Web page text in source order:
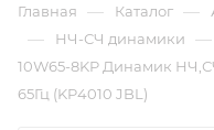
Главная — Каталог —
— НЧ-СЧ динамики —
10W65-8KP Динамик
65Гц (KP4010 JBL)